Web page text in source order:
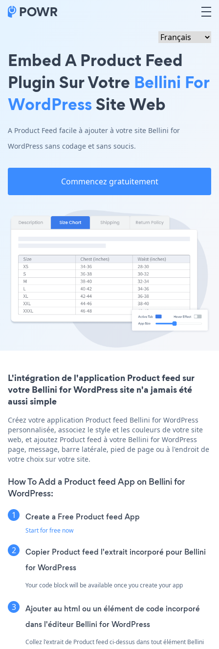
Embed A Product Feed
Plugin Sur Votre Bellini For
WordPressSite Web
A Product Feed facile à ajouter à votre site Bellini for
WordPress sans codage et sans soucis.
Commencez gratuitement
L'intégration de l'application Product feed sur
votre Bellini for WordPress site n'a jamais été
aussi simple
Créez votre application Product feed Bellini for WordPress
personnalisée, associez le style et les couleurs de votre site
web, et ajoutez Product feed à votre Bellini for WordPress
page, message, barre latérale, pied de page ou à l'endroit de
votre choix sur votre site.
How To Add a Product feed App on Bellini for
WordPress:
Create a Free Product feed App
Start for free now
Copier Product feed l'extrait incorporé pour Bellini
for WordPress
Your code block will be available once you create your app
Ajouter au html ou un élément de code incorporé
dans l'éditeur Bellini for WordPress
Collez l'extrait de Product feed ci-dessus dans tout élément Bellini